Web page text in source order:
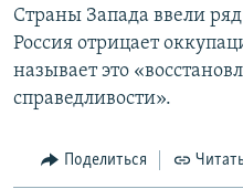
Страны Запада ввели
Россия отрицает
называет это
справедливости».
Поделиться